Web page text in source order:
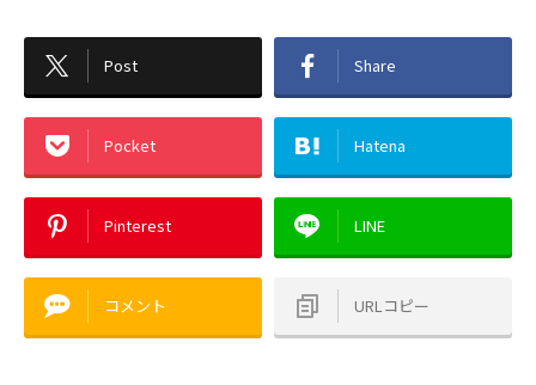
Post Share
Pocket Hatena
Pinterest LINE
コメント URLコピー